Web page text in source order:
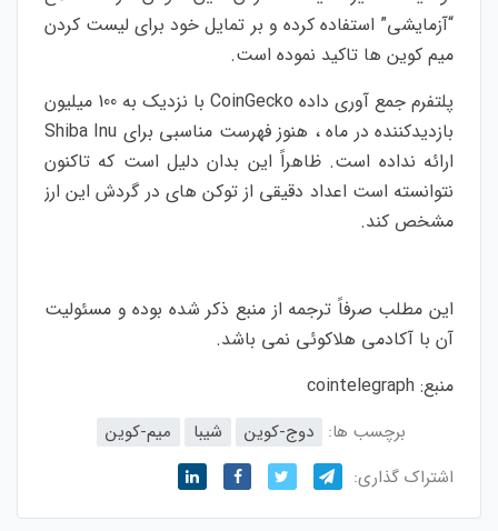
“آزمایشی” استفاده کرده و بر تمایل خود برای لیست کردن
میم کوین ها تاکید نموده است.
پلتفرم جمع آوری داده CoinGecko با نزدیک به 100 میلیون
بازدیدکننده در ماه ، هنوز فهرست مناسبی برای Shiba Inu
ارائه نداده است. ظاهراً این بدان دلیل است که تاکنون
نتوانسته است اعداد دقیقی از توکن های در گردش این ارز
مشخص کند.
این مطلب صرفاً ترجمه از منبع ذکر شده بوده و مسئولیت
آن با آکادمی هلاکوئی نمی باشد.
منبع: cointelegraph
برچسب ها: دوج-کوین شیبا
میم-کوین
اشتراک گذاری: